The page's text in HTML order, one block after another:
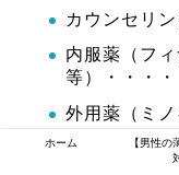
カウンセリ
内服薬（フ
等）・・・
外用薬（ミ
されたオリ
ホーム
【男性の